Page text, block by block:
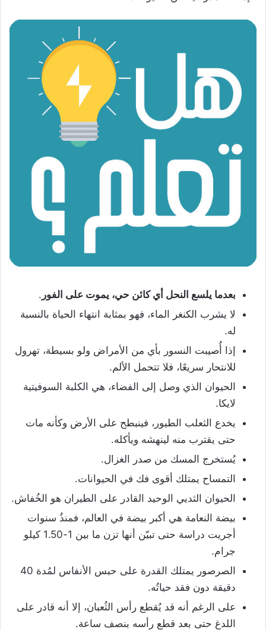
بعدما يلسع النحل أي كائن حي، يموت على الفور .
لا يشرب الكنغر الماء، فهو بمثابة انتهاء الحياة بالنسبة
له.
إذا أُصيبت النسور بأي من الأمراض ولو بسيطة، تهرول
للانتحار سريعًا، فلا تتحمل الألم.
الحيوان الذي وصل إلى الفضاء، هي الكلبة السوفيتية
لايكا.
يخدع الثعلب الطيور، فينبطح على الأرض وكأنه مات
حتى يقترب منه لينهشه ويأكله.
يُستخرج المسك من صدر الغزال.
التمساح يمتلك أقوى فك في الحيوانات.
الحيوان الثديي الوحيد القادر على الطيران هو الخُفاش.
بيضة النعامة هي أكبر بيضة في العالم، فمنذُ سنوات
أجريت دراسة حتى تبيّن أنها تزن ما بين 1-1.50 كيلو
جرام.
الصرصور يمتلك القدرة على حبس الأنفاس لمُدة 40
دقيقة دون فقد حياتُه.
على الرغم أنه قد يُقطع رأس الثُعبان، إلا أنه قادر على
اللدغ حتى بعد قطع رأسه بنصف ساعة.